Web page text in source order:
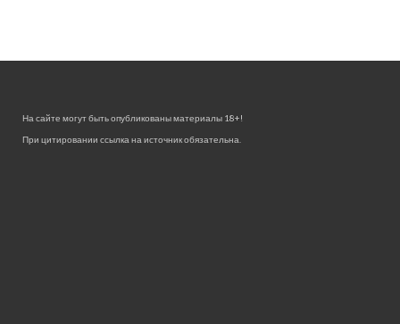
На сайте могут быть опубликованы материалы 18+!
При цитировании ссылка на источник обязательна.